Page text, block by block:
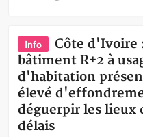
Info
Côte d'Ivoire
bâtiment R+2 à
d'habitation
élevé
déguerpir les lieux
délais